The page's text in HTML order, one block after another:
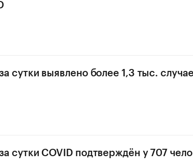
сутки выявлено более 1,3 тыс.
сутки COVID подтверждён у 707